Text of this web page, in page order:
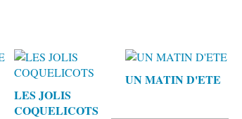
LES JOLIS
COQUELICOTS
UN MATIN D'ETE